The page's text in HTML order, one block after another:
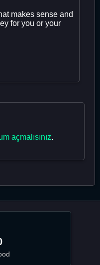
makes sense and
for you or your
açmalısınız.